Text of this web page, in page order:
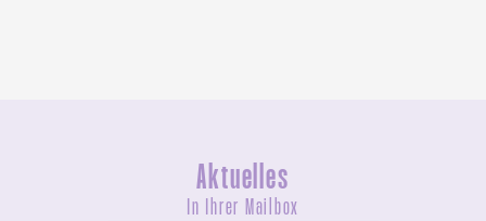
Aktuelles
In Ihrer Mailbox